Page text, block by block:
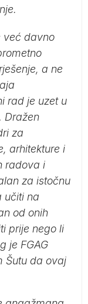
već davno
a ne
rad je uzet u
Dražen
za
arhitekture i
radova i
za istočnu
učiti na
od onih
prije nego li
je FGAG
Šutu da ovaj